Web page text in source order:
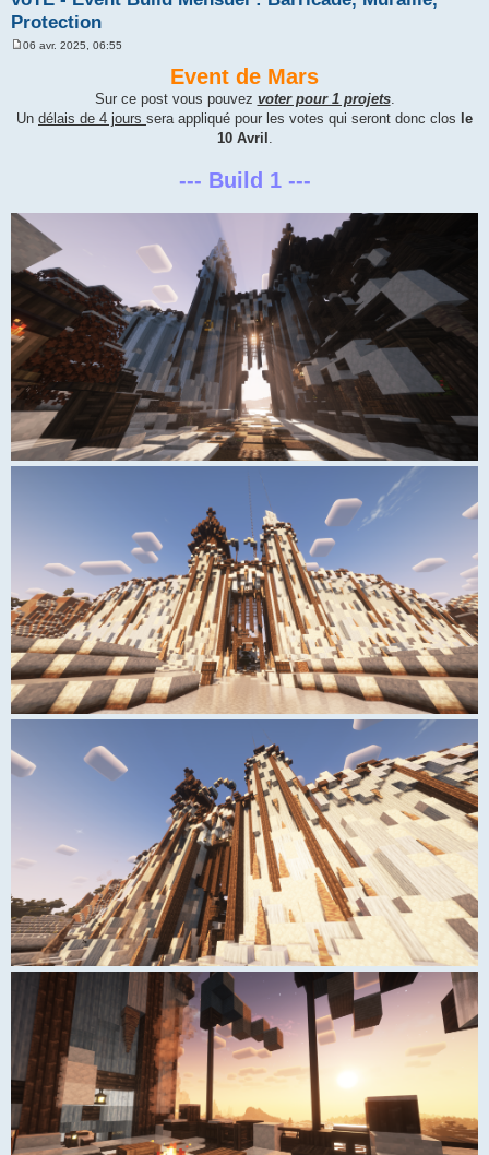
Protection
g
06 avr. 2025, 06:55
Event de Mars
Sur ce post vous pouvez voter pour 1 projets.
Un délais de 4 jours sera appliqué pour les votes qui seront donc clos le
10 Avril .
--- Build 1 ---